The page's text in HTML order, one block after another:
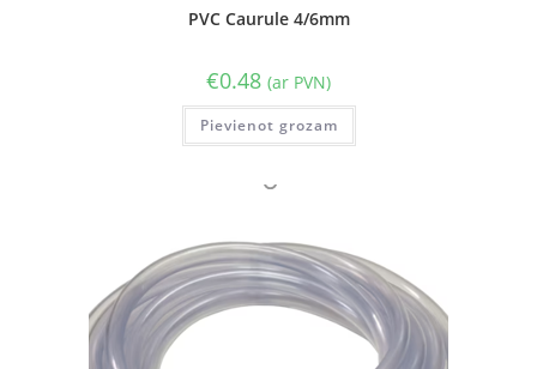
PVC Caurule 4/6mm
€0.48 (ar PVN)
Pievienot grozam